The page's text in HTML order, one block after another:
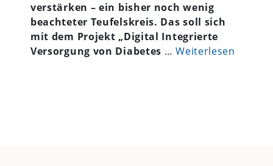
verstärken – ein bisher noch wenig
beachteter Teufelskreis. Das soll sich
mit dem Projekt „Digital Integrierte
Versorgung von Diabetes …Weiterlesen